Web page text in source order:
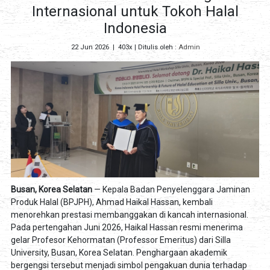
Internasional untuk Tokoh Halal
Indonesia
22 Jun 2026 403x | Ditulis oleh :Admin
Busan, Korea Selatan — Kepala Badan Penyelenggara Jaminan
Produk Halal (BPJPH), Ahmad Haikal Hassan, kembali
menorehkan prestasi membanggakan di kancah internasional.
Pada pertengahan Juni 2026, Haikal Hassan resmi menerima
gelar Profesor Kehormatan (Professor Emeritus) dari Silla
University, Busan, Korea Selatan. Penghargaan akademik
bergengsi tersebut menjadi simbol pengakuan dunia terhadap